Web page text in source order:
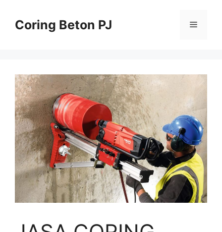
contentCoring Beton PJ Menu